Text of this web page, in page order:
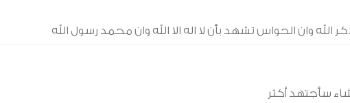
الله وان الحواس تشهد بأن لا اله الا الله وان محمد رسول الله
شاء سأجتهد أكثر